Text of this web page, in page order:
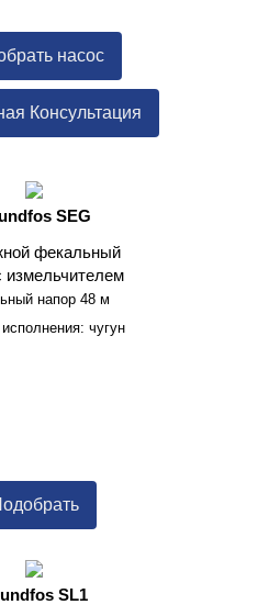
насос
Консультация
SEG
фекальный
измельчителем
напор 48 м
чугун
SL1